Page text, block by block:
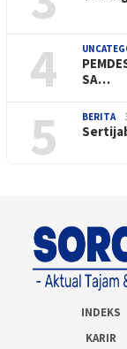
4
SA…
5 BERITA
INDEKS
KARIR